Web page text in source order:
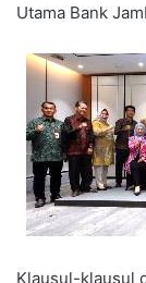
Utama Bank
Klausul-klausul